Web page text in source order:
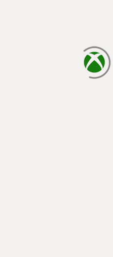
يتم الآن التحميل